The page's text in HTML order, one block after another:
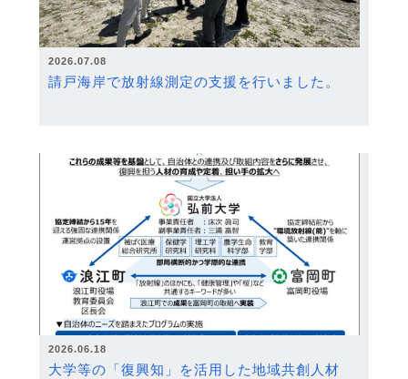
2026.07.08
請戸海岸で放射線測定の支援を行いました。
2026.06.18
大学等の「復興知」を活用した地域共創人材